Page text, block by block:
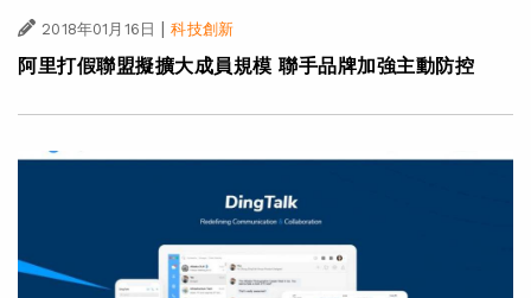
2018年01月16日 | 科技創新
阿里打假聯盟擬擴大成員規模 聯手品牌加強主動防控